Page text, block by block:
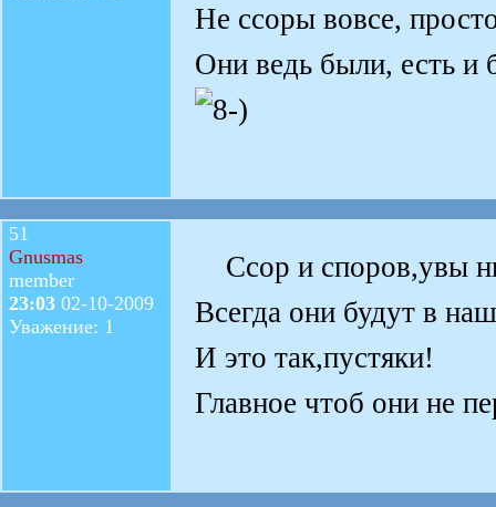
Не ссоры вовсе,
Они ведь были, есть и
51
Gnusmas
member
23:03 02-10-2009
Уважение: 1
Ссор и споров,увы
Всегда они будут в
И это так,пустяки!
Главное чтоб они не